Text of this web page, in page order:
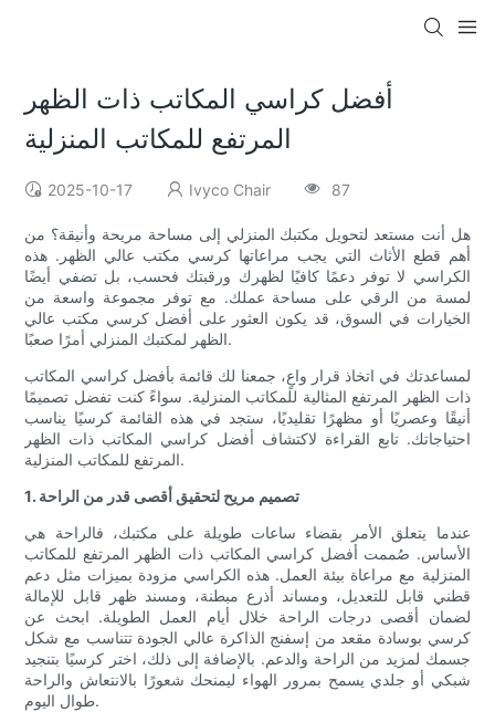
أفضل كراسي المكاتب ذات الظهر
المرتفع للمكاتب المنزلية
2025-10-17 Ivyco Chair 87
هل أنت مستعد لتحويل مكتبك المنزلي إلى مساحة مريحة وأنيقة؟ من
أهم قطع الأثاث التي يجب مراعاتها كرسي مكتب عالي الظهر. هذه
الكراسي لا توفر دعمًا كافيًا لظهرك ورقبتك فحسب، بل تضفي أيضًا
لمسة من الرقي على مساحة عملك. مع توفر مجموعة واسعة من
الخيارات في السوق، قد يكون العثور على أفضل كرسي مكتب عالي
الظهر لمكتبك المنزلي أمرًا صعبًا.
لمساعدتك في اتخاذ قرار واعٍ، جمعنا لك قائمة بأفضل كراسي المكاتب
ذات الظهر المرتفع المثالية للمكاتب المنزلية. سواءً كنت تفضل تصميمًا
أنيقًا وعصريًا أو مظهرًا تقليديًا، ستجد في هذه القائمة كرسيًا يناسب
احتياجاتك. تابع القراءة لاكتشاف أفضل كراسي المكاتب ذات الظهر
المرتفع للمكاتب المنزلية.
1. تصميم مريح لتحقيق أقصى قدر من الراحة
عندما يتعلق الأمر بقضاء ساعات طويلة على مكتبك، فالراحة هي
الأساس. صُممت أفضل كراسي المكاتب ذات الظهر المرتفع للمكاتب
المنزلية مع مراعاة بيئة العمل. هذه الكراسي مزودة بميزات مثل دعم
قطني قابل للتعديل، ومساند أذرع مبطنة، ومسند ظهر قابل للإمالة
لضمان أقصى درجات الراحة خلال أيام العمل الطويلة. ابحث عن
كرسي بوسادة مقعد من إسفنج الذاكرة عالي الجودة تتناسب مع شكل
جسمك لمزيد من الراحة والدعم. بالإضافة إلى ذلك، اختر كرسيًا بتنجيد
شبكي أو جلدي يسمح بمرور الهواء ليمنحك شعورًا بالانتعاش والراحة
طوال اليوم.